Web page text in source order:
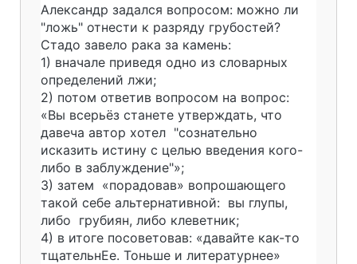
Александр задался вопросом: можно ли
"ложь" отнести к разряду грубостей?
Стадо завело рака за камень:
1) вначале приведя одно из словарных
определений лжи;
2) потом ответив вопросом на вопрос:
«Вы всерьёз станете утверждать, что
давеча автор хотел "сознательно
исказить истину с целью введения кого-
либо в заблуждение"»;
3) затем «порадовав» вопрошающего
такой себе альтернативной: вы глупы,
либо грубиян, либо клеветник;
4) в итоге посоветовав: «давайте как-то
тщательнЕе. Тоньше и литературнее»